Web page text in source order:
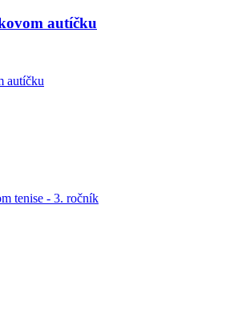
autíčku
autíčku
tenise - 3. ročník